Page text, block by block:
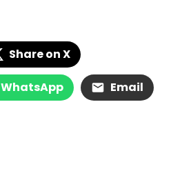
Share on X
WhatsApp Email